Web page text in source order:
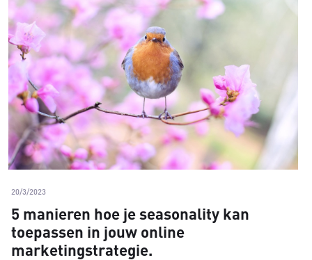
20/3/2023
5 manieren hoe je seasonality kan
toepassen in jouw online
marketingstrategie.